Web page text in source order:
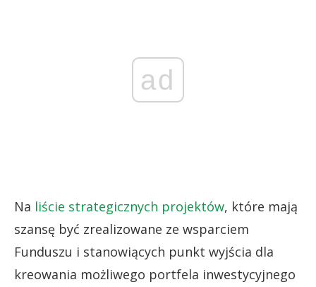
ad
Na liście strategicznych projektów, które mają
szansę być zrealizowane ze wsparciem
Funduszu i stanowiących punkt wyjścia dla
kreowania możliwego portfela inwestycyjnego